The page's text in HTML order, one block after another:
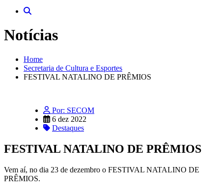
Notícias
Home
Secretaria de Cultura e Esportes
FESTIVAL NATALINO DE PRÊMIOS
Por: SECOM
6 dez 2022
Destaques
FESTIVAL NATALINO DE PRÊMIOS
Vem aí, no dia 23 de dezembro o FESTIVAL NATALINO DE
PRÊMIOS.